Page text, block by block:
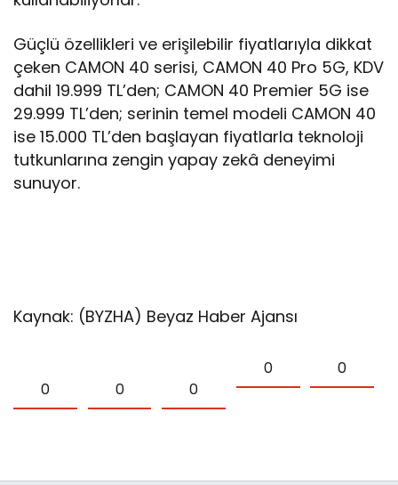
Güçlü özellikleri ve erişilebilir fiyatlarıyla dikkat
çeken CAMON 40 serisi, CAMON 40 Pro 5G, KDV
dahil 19.999 TL’den; CAMON 40 Premier 5G ise
29.999 TL’den; serinin temel modeli CAMON 40
ise 15.000 TL’den başlayan fiyatlarla teknoloji
tutkunlarına zengin yapay zekâ deneyimi
sunuyor.
Kaynak: (BYZHA) Beyaz Haber Ajansı
0 0 0
0 0